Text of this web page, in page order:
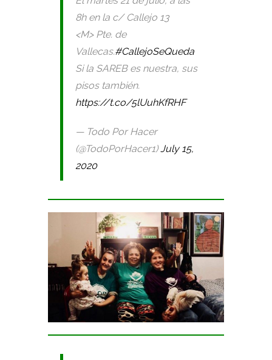
8h en la c/ Callejo 13
<M> Pte. de
Vallecas.#CallejoSeQueda
Si la SAREB es nuestra, sus
pisos también.
https://t.co/5lUuhKfRHF
— Todo Por Hacer
(@TodoPorHacer1)July 15,
2020